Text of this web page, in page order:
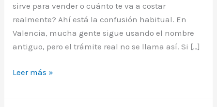
sirve para vender o cuánto te va a costar
realmente? Ahí está la confusión habitual. En
Valencia, mucha gente sigue usando el nombre
antiguo, pero el trámite real no se llama así. Si […]
Cédula
habitabilidad
Leer más »